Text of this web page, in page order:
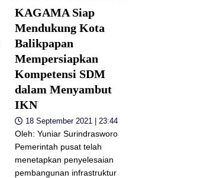
KAGAMA Siap
Mendukung Kota
Balikpapan
Mempersiapkan
Kompetensi SDM
dalam Menyambut
IKN
18 September 2021 | 23:44
Oleh: Yuniar Surindrasworo
Pemerintah pusat telah
menetapkan penyelesaian
pembangunan infrastruktur